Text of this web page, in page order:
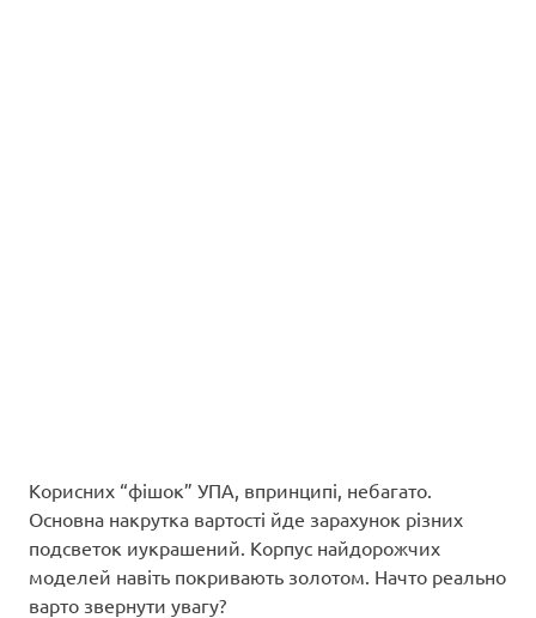
Корисних “фішок” УПА, впринципі, небагато.
Основна накрутка вартості йде зарахунок різних
подсветок иукрашений. Корпус найдорожчих
моделей навіть покривають золотом. Начто реально
варто звернути увагу?